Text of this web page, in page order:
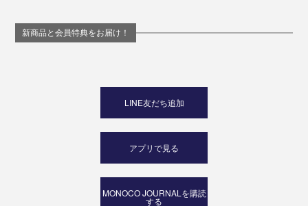
新商品と会員特典をお届け！
LINE友だち追加
アプリで見る
MONOCO JOURNALを購読
する